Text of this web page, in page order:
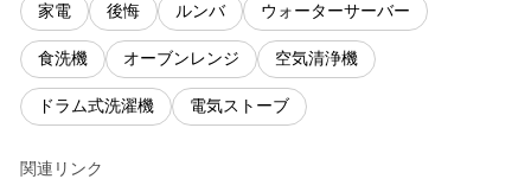
家電 後悔 ルンバ ウォーターサーバー
食洗機 オーブンレンジ 空気清浄機
ドラム式洗濯機 電気ストーブ
関連リンク